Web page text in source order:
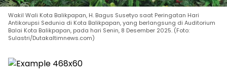
Wakil Wali Kota Balikpapan, H. Bagus Susetyo saat Peringatan Hari
Antikorupsi Sedunia di Kota Balikpapan, yang berlangsung di Auditorium
Balai Kota Balikpapan, pada hari Senin, 8 Desember 2025. (Foto:
Sulastri/Dutakaltimnews.com)